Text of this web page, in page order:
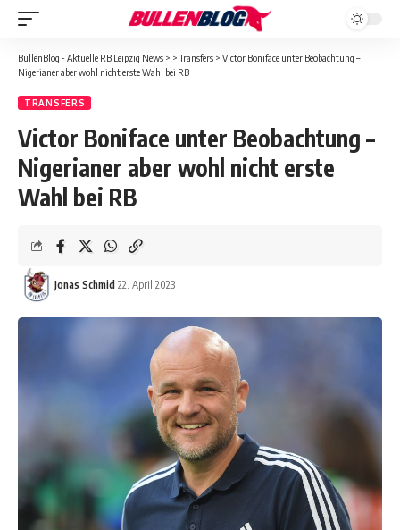
BullenBlog - Aktuelle RB Leipzig News > >Transfers > Victor Boniface unter Beobachtung –
Nigerianer aber wohl nicht erste Wahl bei RB
TRANSFERS
Victor Boniface unter Beobachtung –
Nigerianer aber wohl nicht erste
Wahl bei RB
Jonas Schmid 22. April 2023